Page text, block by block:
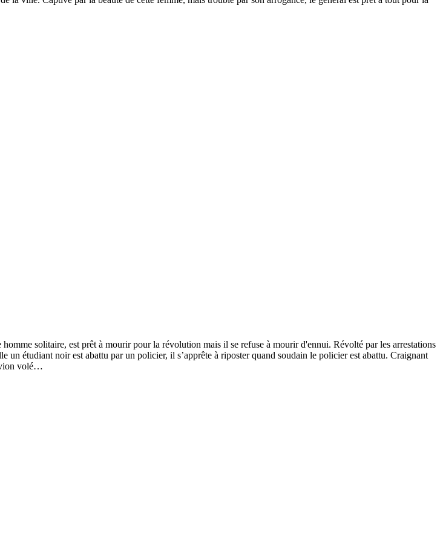
solitaire, est prêt à mourir pour la révolution mais il se refuse à mourir d'ennui. Révolté par les arrestations
étudiant noir est abattu par un policier, il s’apprête à riposter quand soudain le policier est abattu. Craignant
volé…